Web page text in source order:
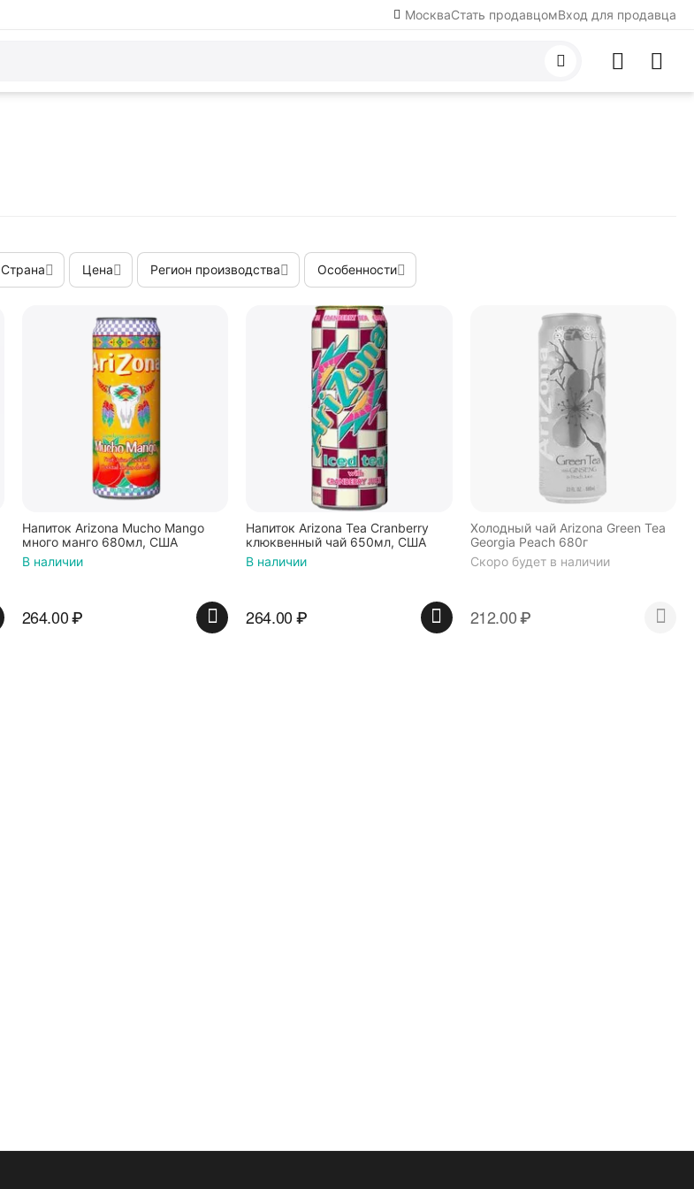
МоскваСтать продавцомВход для продавца
Страна Цена Регион производства Особенности
Напиток Arizona Mucho Mango
много манго 680мл, США
В наличии
264.00₽
Напиток Arizona Tea Cranberry
клюквенный чай 650мл, США
В наличии
264.00₽
Холодный чай Arizona Green Tea
Georgia Peach 680г
Скоро будет в наличии
212.00₽